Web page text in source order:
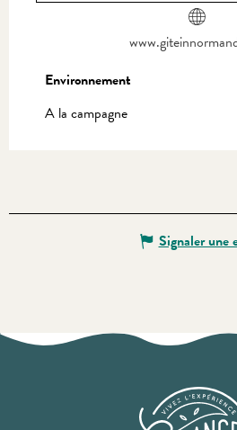
Environnement
Environnement
A la campagne
Signaler une